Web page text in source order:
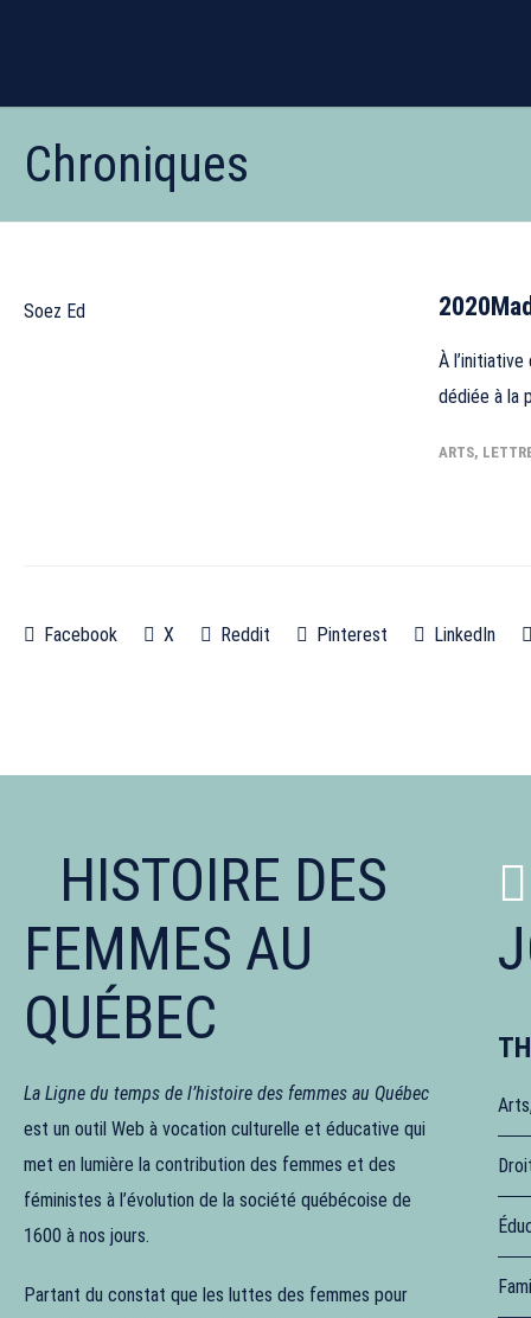
Chroniques
Soez Ed 2020
À
dédiée à la
ARTS,
Facebook X Reddit Pinterest LinkedIn
HISTOIRE DES
FEMMES AU
QUÉBEC
La Ligne du temps de l’histoire des femmes au Québec
est un outil Web à vocation culturelle et éducative qui
met en lumière la contribution des femmes et des
féministes à l’évolution de la société québécoise de
1600 à nos jours.
Partant du constat que les luttes des femmes pour